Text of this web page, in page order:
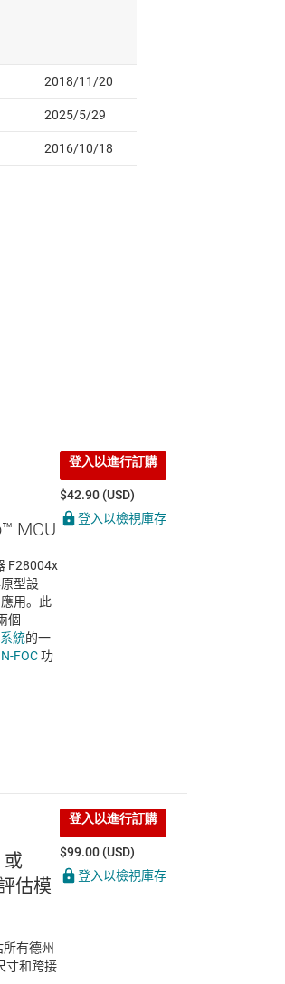
MCU
F28004x
型設
用。此
個
統的一
FOC功
登入以進行訂購
$42.90 (USD)
登入以檢視庫存
或
估模
有德州
寸和跨接
登入以進行訂購
$99.00 (USD)
登入以檢視庫存